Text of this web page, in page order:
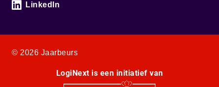
LinkedIn
© 2026 Jaarbeurs
LogiNext is een initiatief van